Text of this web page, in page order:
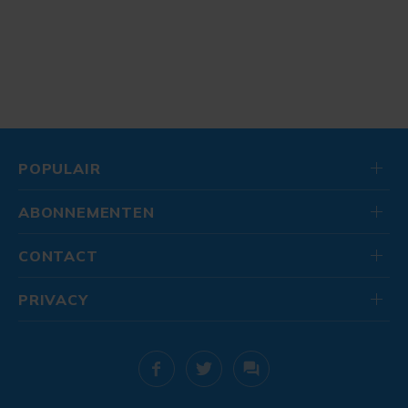
POPULAIR
ABONNEMENTEN
CONTACT
PRIVACY